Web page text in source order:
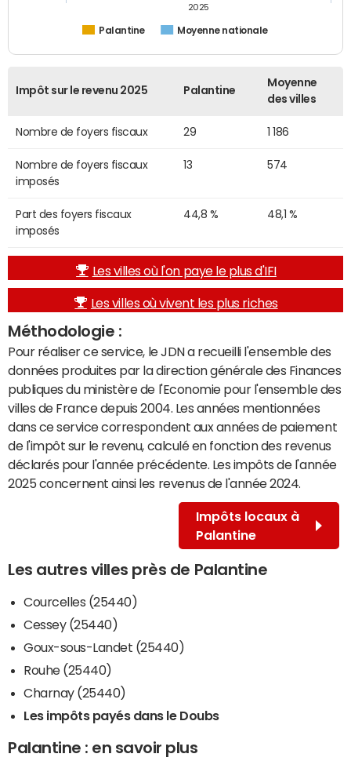
Palantine Moyenne nationale
2025
Impôt sur le revenu 2025 Palantine
Moyenne
des villes
Nombre de foyers fiscaux 29 1 186
Nombre de foyers fiscaux
imposés
13 574
Part des foyers fiscaux
imposés
44,8 % 48,1 %
Les villes où l'on paye le plus d'IFI
Les villes où vivent les plus riches
Méthodologie :
Pour réaliser ce service, le JDN a recueilli l'ensemble des
données produites par la direction générale des Finances
publiques du ministère de l'Economie pour l'ensemble des
villes de France depuis 2004. Les années mentionnées
dans ce service correspondent aux années de paiement
de l'impôt sur le revenu, calculé en fonction des revenus
déclarés pour l'année précédente. Les impôts de l'année
2025 concernent ainsi les revenus de l'année 2024.
Impôts locaux à
Palantine
Les autres villes près de Palantine
Courcelles (25440)
Cessey (25440)
Goux-sous-Landet (25440)
Rouhe (25440)
Charnay (25440)
Les impôts payés dans le Doubs
Palantine : en savoir plus